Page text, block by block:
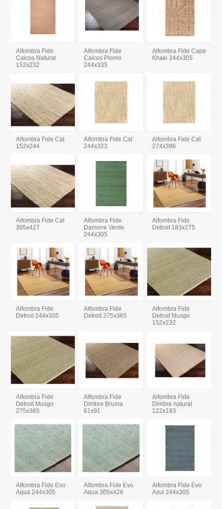
Alfombra Fide
Caicos Natural
152x232
Alfombra Fide
Caicos Plomo
244x335
Alfombra Fide Cape
Khaki 244x305
Alfombra Fide Cat
152x244
Alfombra Fide Cat
244x323
Alfombra Fide Cat
274x396
Alfombra Fide Cat
305x427
Alfombra Fide
Damone Verde
244x305
Alfombra Fide
Detroit 183x275
Alfombra Fide
Detroit 244x305
Alfombra Fide
Detroit 275x365
Alfombra Fide
Detroit Musgo
152x232
Alfombra Fide
Detroit Musgo
275x365
Alfombra Fide
Dimbre Bruma
61x91
Alfombra Fide
Dimbre natural
122x183
Alfombra Fide Evo
Aqua 244x305
Alfombra Fide Evo
Aqua 305x426
Alfombra Fide Evo
Azul 244x305